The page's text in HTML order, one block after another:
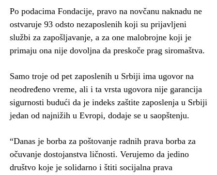
Po podacima Fondacije, pravo na novčanu naknadu ne
ostvaruje 93 odsto nezaposlenih koji su prijavljeni
službi za zapošljavanje, a za one malobrojne koji je
primaju ona nije dovoljna da preskoče prag siromaštva.
Samo troje od pet zaposlenih u Srbiji ima ugovor na
neodređeno vreme, ali i ta vrsta ugovora nije garancija
sigurnosti budući da je indeks zaštite zaposlenja u Srbiji
jedan od najnižih u Evropi, dodaje se u saopštenju.
“Danas je borba za poštovanje radnih prava borba za
očuvanje dostojanstva ličnosti. Verujemo da jedino
društvo koje je solidarno i štiti socijalna prava